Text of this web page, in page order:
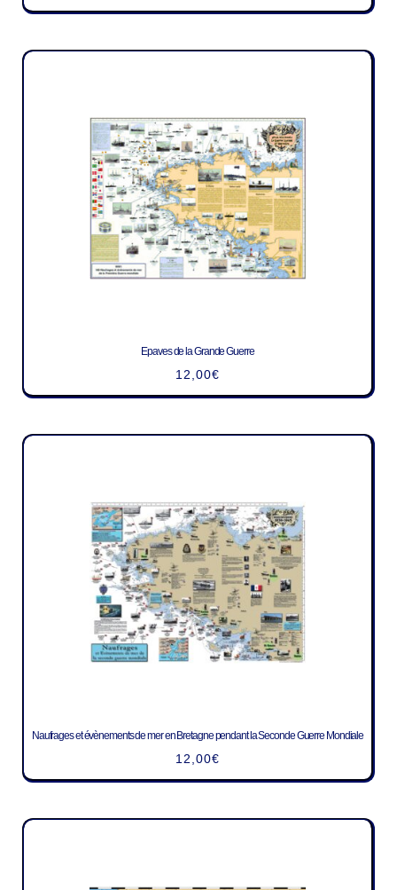
Epaves de la Grande Guerre
12,00€
Naufrages et évènements de mer en Bretagne pendant la Seconde Guerre Mondiale
12,00€